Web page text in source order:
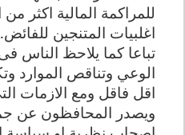
للمراكمة المالية
اغلبيات المتنجين
تباعا كما يلاحظ الناس
الوعي وتناقص الموارد
اقل فاقل ومع الازمات
ويصدر المحافظون عن